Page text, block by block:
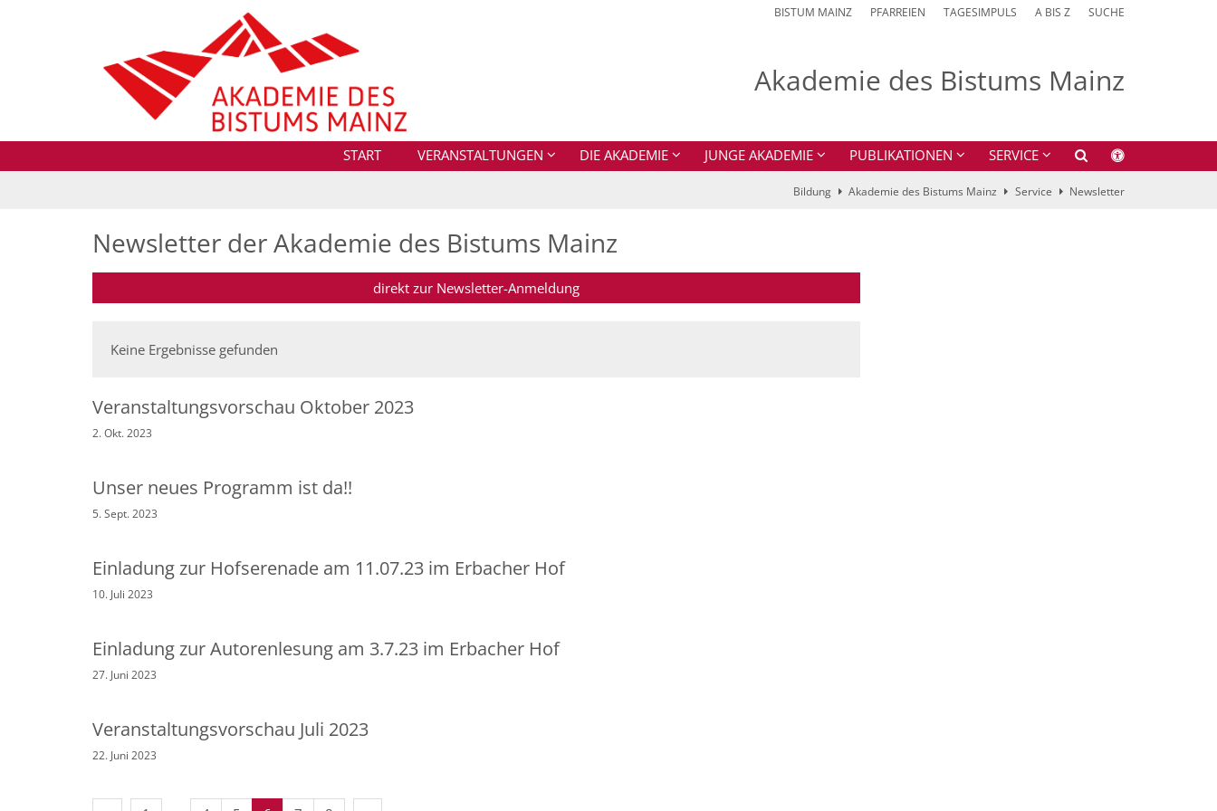
BISTUM MAINZ PFARREIEN TAGESIMPULS A BIS Z SUCHE
Akademie des Bistums Mainz
START VERANSTALTUNGEN DIE AKADEMIE JUNGE AKADEMIE PUBLIKATIONEN SERVICE
Bildung Akademie des Bistums Mainz Service Newsletter
Newsletter der Akademie des Bistums Mainz
direkt zur Newsletter-Anmeldung
Keine Ergebnisse gefunden
Veranstaltungsvorschau Oktober 2023
2. Okt. 2023
Unser neues Programm ist da!!
5. Sept. 2023
Einladung zur Hofserenade am 11.07.23 im Erbacher Hof
10. Juli 2023
Einladung zur Autorenlesung am 3.7.23 im Erbacher Hof
27. Juni 2023
Veranstaltungsvorschau Juli 2023
22. Juni 2023